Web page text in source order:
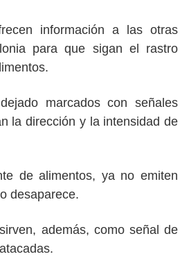
información a las otras
para que sigan el rastro
marcados con señales
la dirección y la intensidad de
de alimentos, ya no emiten
desaparece.
además, como señal de